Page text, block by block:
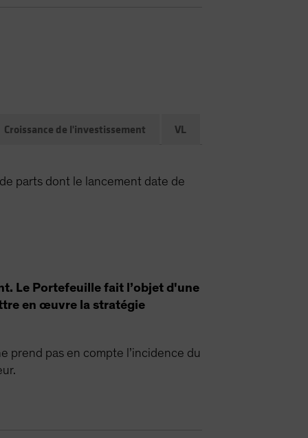
Croissance de l'investissement VL
parts dont le lancement date de
Le Portefeuille fait l’objet d'une
en œuvre la stratégie
prend pas en compte l’incidence du